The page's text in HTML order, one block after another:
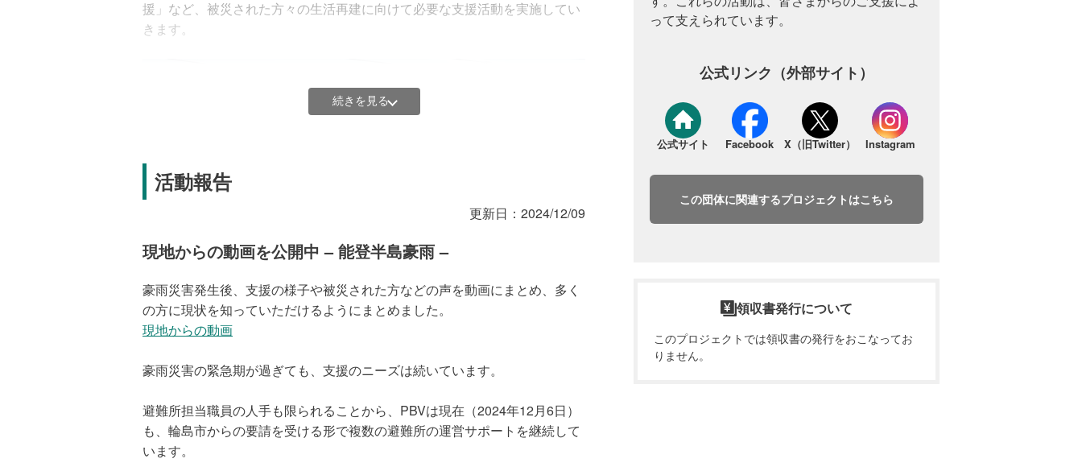
援」など、被災された方々の生活再建に向けて必要な支援活動を実施してい
きます。
氾濫している川（撮影：2024年9月21日 輪島市）
続きを見る
活動報告
更新日： 2024/12/09
現地からの動画を公開中 – 能登半島豪雨 –
豪雨災害発生後、支援の様子や被災された方などの声を動画にまとめ、多く
の方に現状を知っていただけるようにまとめました。
現地からの動画
豪雨災害の緊急期が過ぎても、支援のニーズは続いています。
避難所担当職員の人手も限られることから、PBVは現在（2024年12月6日）
も、輪島市からの要請を受ける形で複数の避難所の運営サポートを継続して
います。
って支えられています。
公式リンク（外部サイト）
公式サイト Facebook X（旧Twitter） Instagram
この団体に関連するプロジェクトはこちら
領収書発行について
このプロジェクトでは領収書の発行をおこなってお
りません。